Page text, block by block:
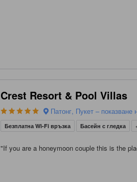
Crest Resort & Pool Villas
Патонг, Пукет – показване
Безплатна Wi-Fi връзка Басейн с гледка
"If you are a honeymoon couple this is the